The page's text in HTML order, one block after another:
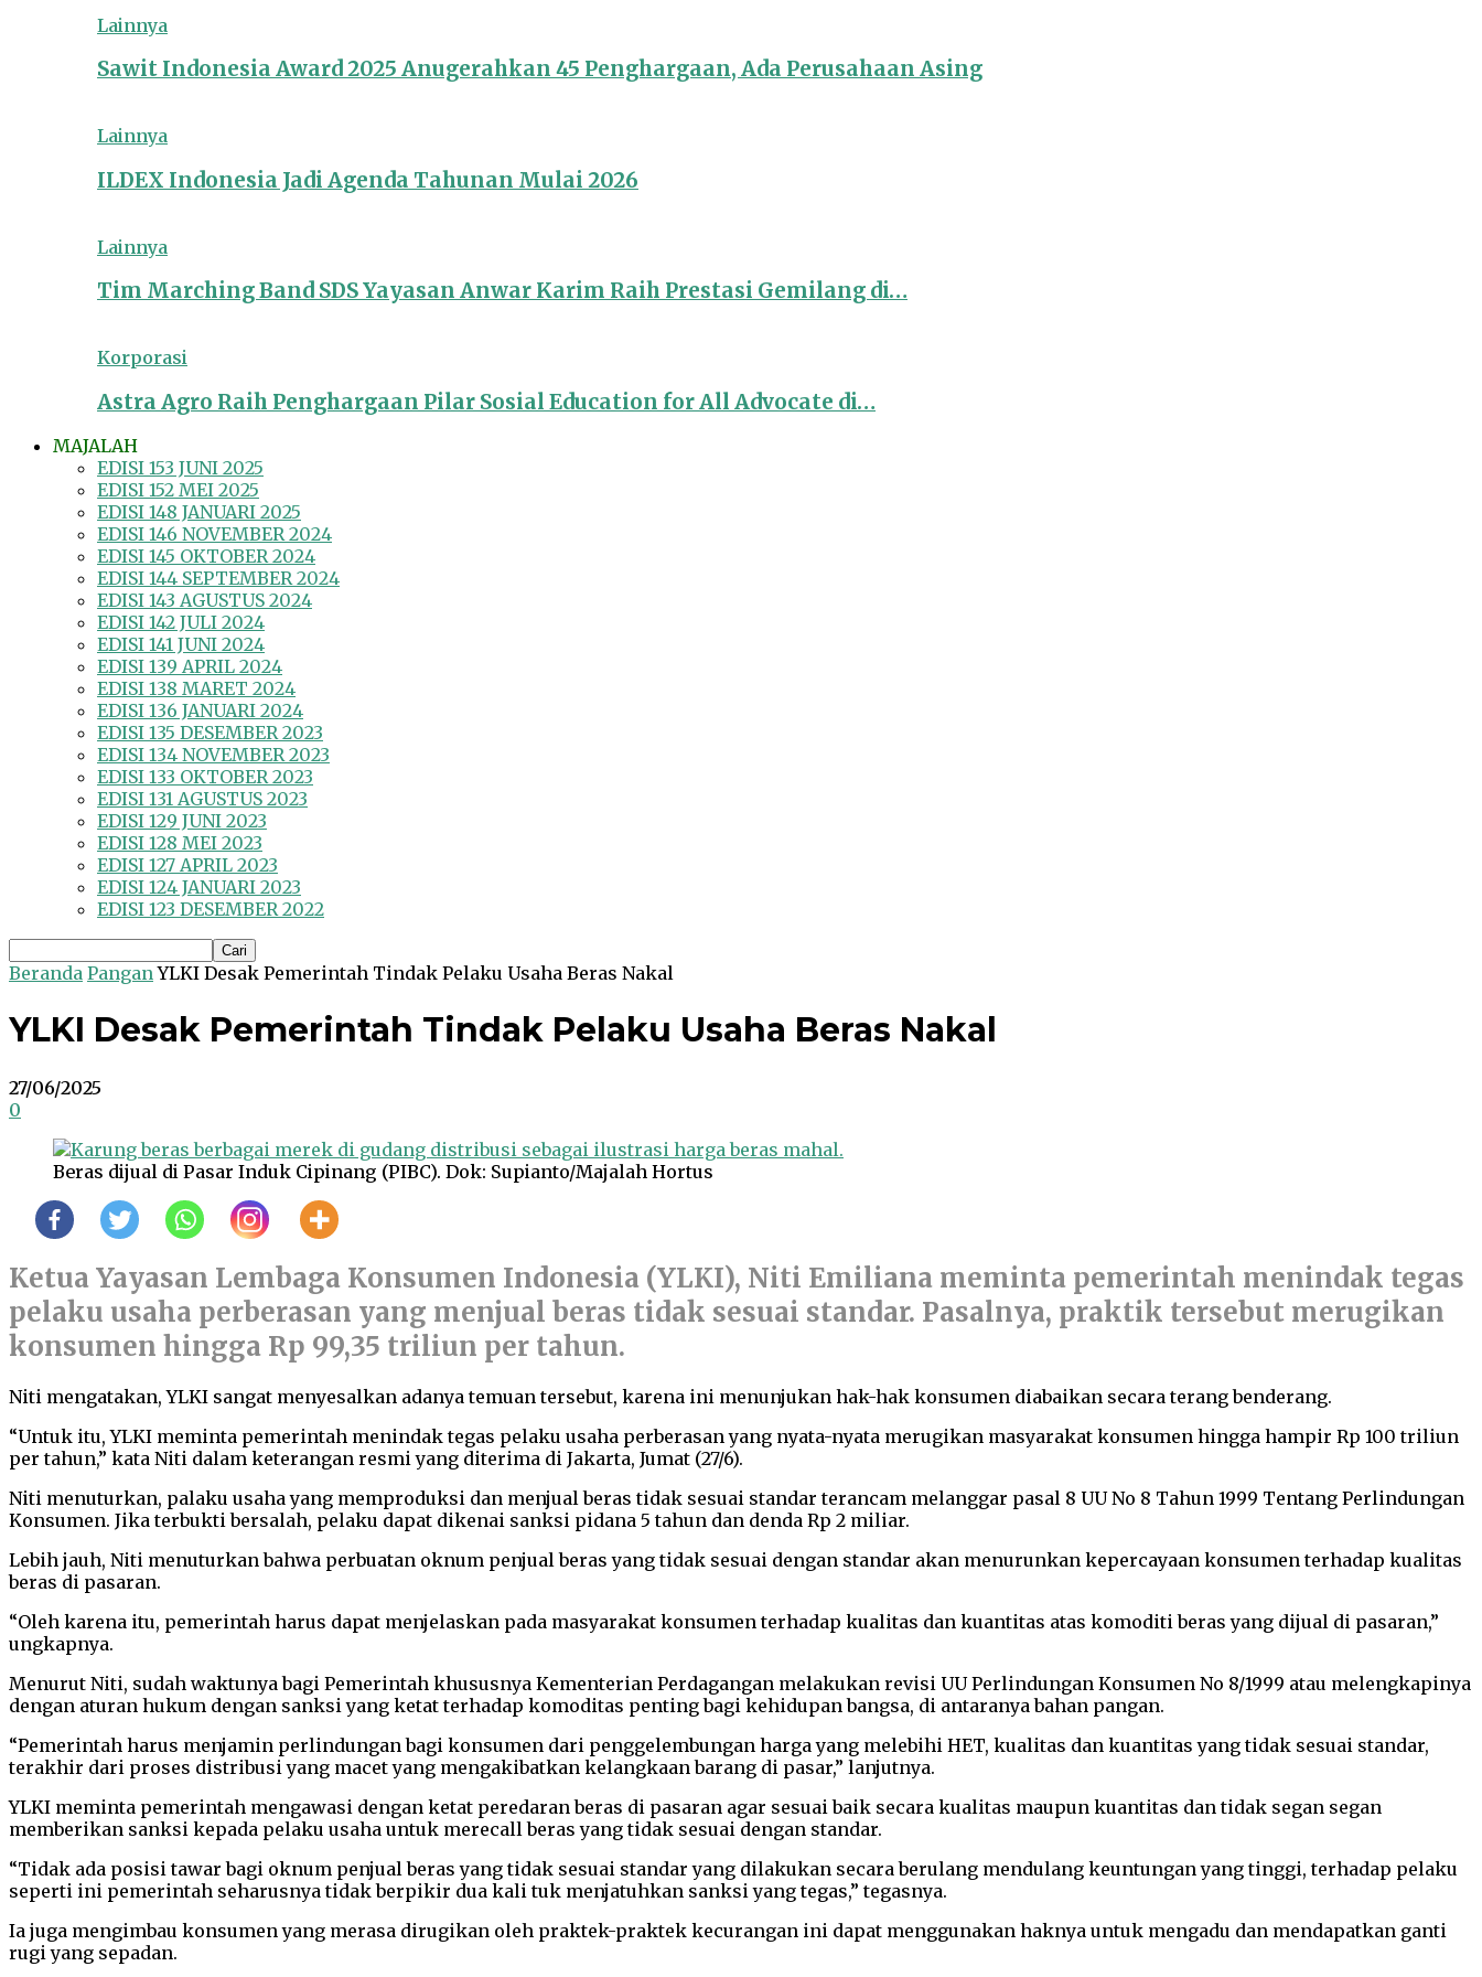
Lainnya
Sawit Indonesia Award 2025 Anugerahkan 45 Penghargaan, Ada Perusahaan Asing
Lainnya
ILDEX Indonesia Jadi Agenda Tahunan Mulai 2026
Lainnya
Tim Marching Band SDS Yayasan Anwar Karim Raih Prestasi Gemilang di…
Korporasi
Astra Agro Raih Penghargaan Pilar Sosial Education for All Advocate di…
MAJALAH
EDISI 153 JUNI 2025
EDISI 152 MEI 2025
EDISI 148 JANUARI 2025
EDISI 146 NOVEMBER 2024
EDISI 145 OKTOBER 2024
EDISI 144 SEPTEMBER 2024
EDISI 143 AGUSTUS 2024
EDISI 142 JULI 2024
EDISI 141 JUNI 2024
EDISI 139 APRIL 2024
EDISI 138 MARET 2024
EDISI 136 JANUARI 2024
EDISI 135 DESEMBER 2023
EDISI 134 NOVEMBER 2023
EDISI 133 OKTOBER 2023
EDISI 131 AGUSTUS 2023
EDISI 129 JUNI 2023
EDISI 128 MEI 2023
EDISI 127 APRIL 2023
EDISI 124 JANUARI 2023
EDISI 123 DESEMBER 2022
Beranda Pangan YLKI Desak Pemerintah Tindak Pelaku Usaha Beras Nakal
YLKI Desak Pemerintah Tindak Pelaku Usaha Beras Nakal
27/06/2025
0
Beras dijual di Pasar Induk Cipinang (PIBC). Dok: Supianto/Majalah Hortus
Ketua Yayasan Lembaga Konsumen Indonesia (YLKI), Niti Emiliana meminta pemerintah menindak tegas
pelaku usaha perberasan yang menjual beras tidak sesuai standar. Pasalnya, praktik tersebut merugikan
konsumen hingga Rp 99,35 triliun per tahun.
Niti mengatakan, YLKI sangat menyesalkan adanya temuan tersebut, karena ini menunjukan hak-hak konsumen diabaikan secara terang benderang.
“Untuk itu, YLKI meminta pemerintah menindak tegas pelaku usaha perberasan yang nyata-nyata merugikan masyarakat konsumen hingga hampir Rp 100 triliun
per tahun,” kata Niti dalam keterangan resmi yang diterima di Jakarta, Jumat (27/6).
Niti menuturkan, palaku usaha yang memproduksi dan menjual beras tidak sesuai standar terancam melanggar pasal 8 UU No 8 Tahun 1999 Tentang Perlindungan
Konsumen. Jika terbukti bersalah, pelaku dapat dikenai sanksi pidana 5 tahun dan denda Rp 2 miliar.
Lebih jauh, Niti menuturkan bahwa perbuatan oknum penjual beras yang tidak sesuai dengan standar akan menurunkan kepercayaan konsumen terhadap kualitas
beras di pasaran.
“Oleh karena itu, pemerintah harus dapat menjelaskan pada masyarakat konsumen terhadap kualitas dan kuantitas atas komoditi beras yang dijual di pasaran,”
ungkapnya.
Menurut Niti, sudah waktunya bagi Pemerintah khususnya Kementerian Perdagangan melakukan revisi UU Perlindungan Konsumen No 8/1999 atau melengkapinya
dengan aturan hukum dengan sanksi yang ketat terhadap komoditas penting bagi kehidupan bangsa, di antaranya bahan pangan.
“Pemerintah harus menjamin perlindungan bagi konsumen dari penggelembungan harga yang melebihi HET, kualitas dan kuantitas yang tidak sesuai standar,
terakhir dari proses distribusi yang macet yang mengakibatkan kelangkaan barang di pasar,” lanjutnya.
YLKI meminta pemerintah mengawasi dengan ketat peredaran beras di pasaran agar sesuai baik secara kualitas maupun kuantitas dan tidak segan segan
memberikan sanksi kepada pelaku usaha untuk merecall beras yang tidak sesuai dengan standar.
“Tidak ada posisi tawar bagi oknum penjual beras yang tidak sesuai standar yang dilakukan secara berulang mendulang keuntungan yang tinggi, terhadap pelaku
seperti ini pemerintah seharusnya tidak berpikir dua kali tuk menjatuhkan sanksi yang tegas,” tegasnya.
Ia juga mengimbau konsumen yang merasa dirugikan oleh praktek-praktek kecurangan ini dapat menggunakan haknya untuk mengadu dan mendapatkan ganti
rugi yang sepadan.